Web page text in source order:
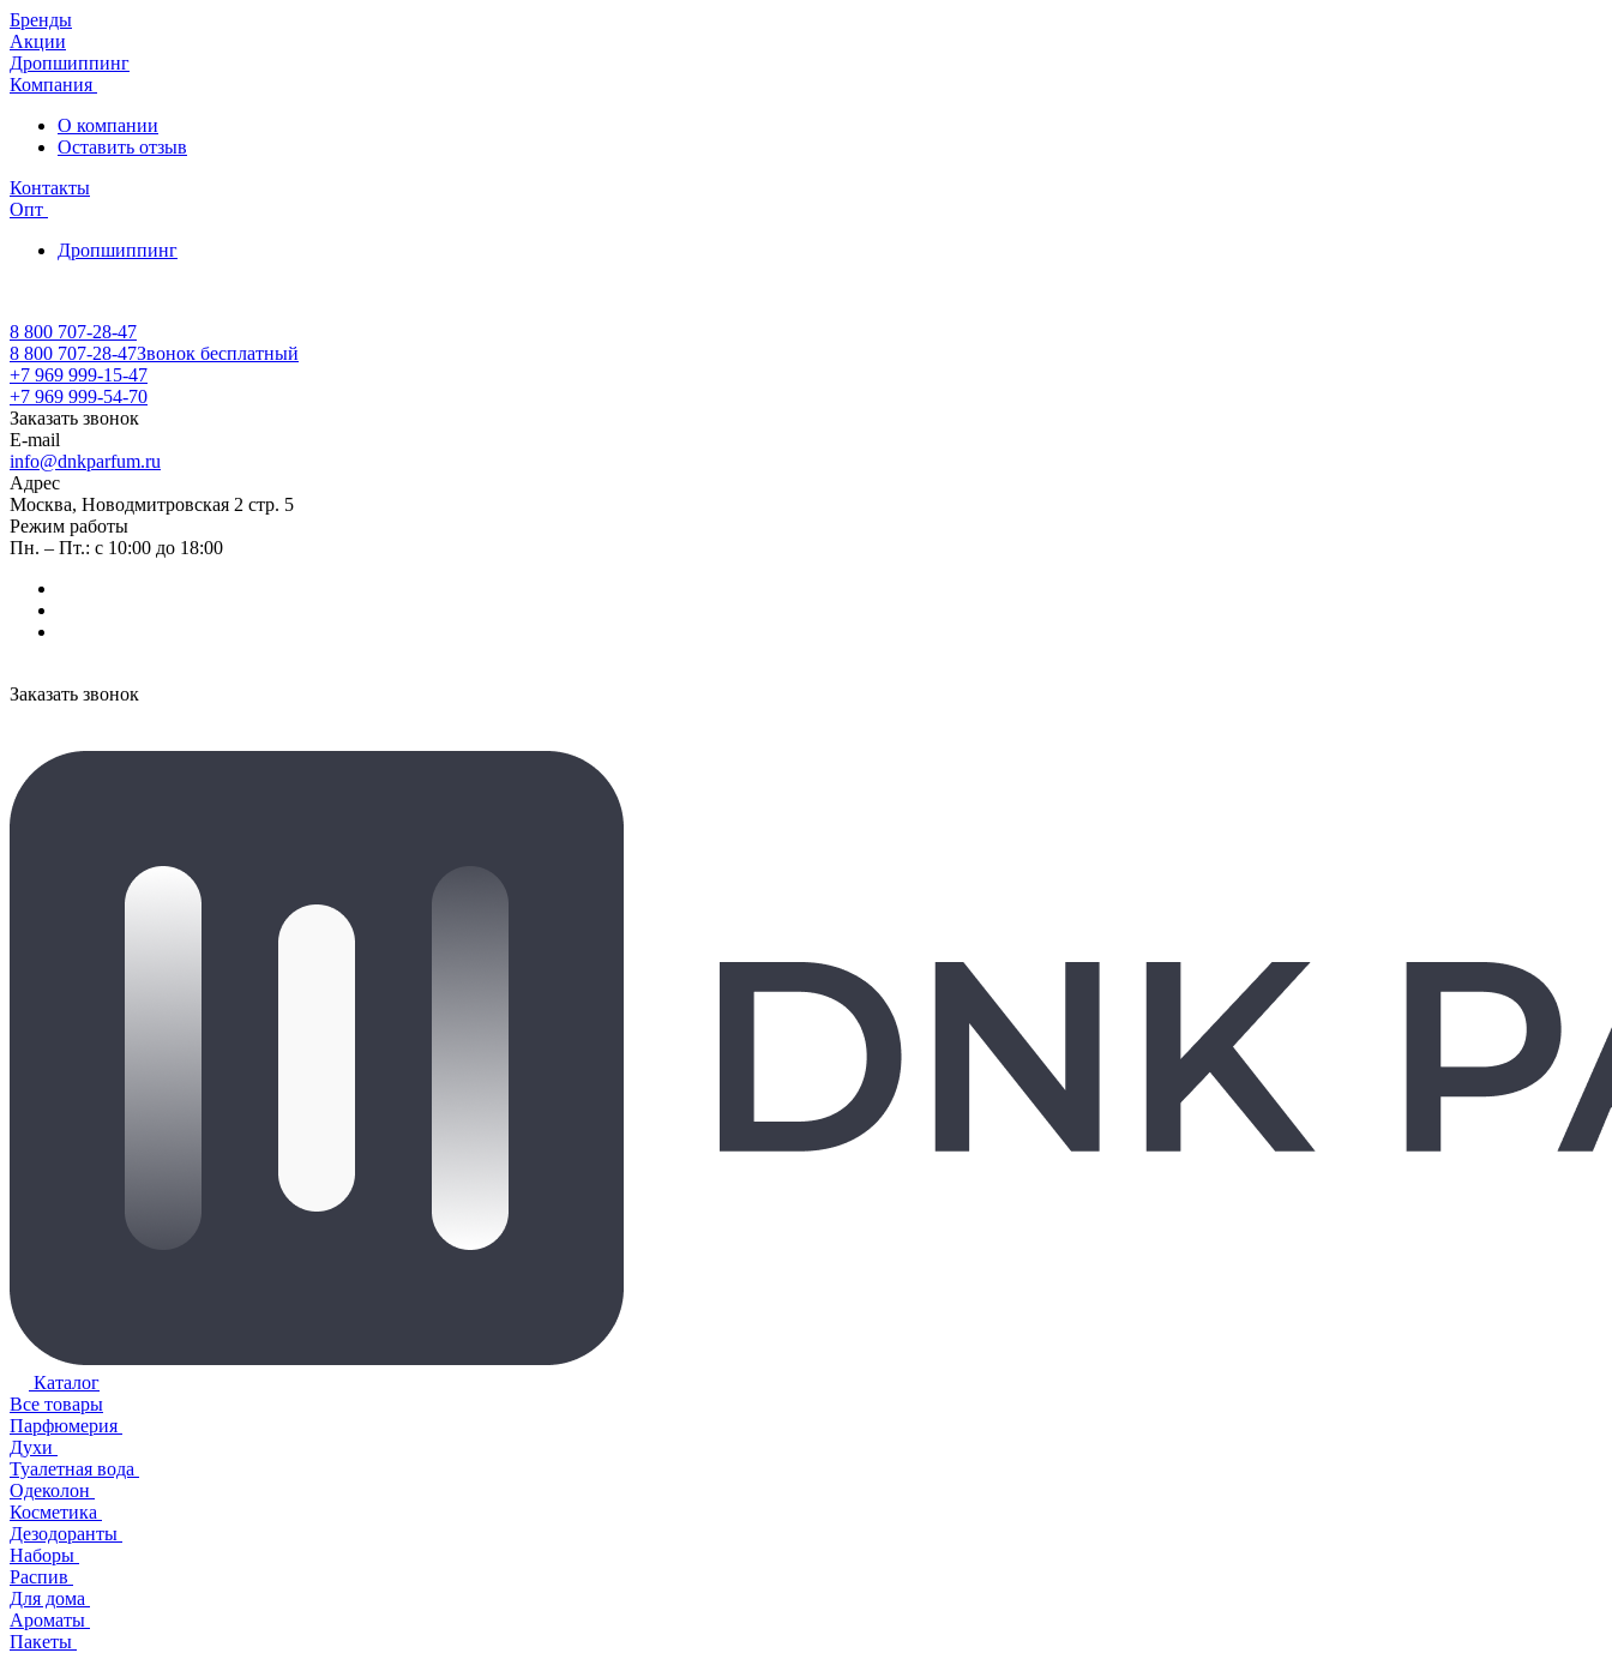
Бренды
Акции
Дропшиппинг
Компания
О компании
Оставить отзыв
Контакты
Опт
Дропшиппинг
8 800 707-28-47
8 800 707-28-47Звонок бесплатный
+7 969 999-15-47
+7 969 999-54-70
Заказать звонок
E-mail
info@dnkparfum.ru
Адрес
Москва, Новодмитровская 2 стр. 5
Режим работы
Пн. – Пт.: с 10:00 до 18:00
Заказать звонок
Каталог
Все товары
Парфюмерия
Духи
Туалетная вода
Одеколон
Косметика
Дезодоранты
Наборы
Распив
Для дома
Ароматы
Пакеты